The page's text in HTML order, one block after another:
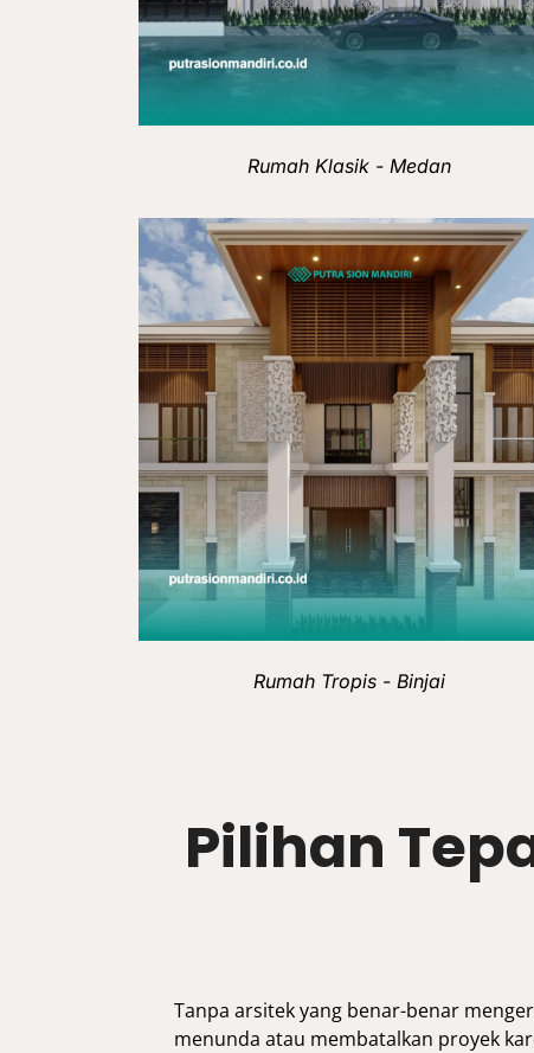
Rumah Klasik - Medan
Rumah Tropis - Binjai
Pilihan
Tanpa arsitek yang benar-benar
menunda atau membatalkan proyek